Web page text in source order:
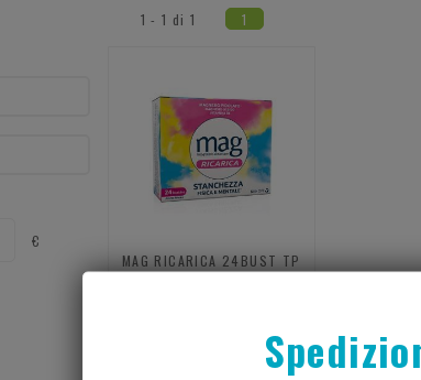
€
1 - 1 di 1 1
MAG RICARICA 24BUST TP